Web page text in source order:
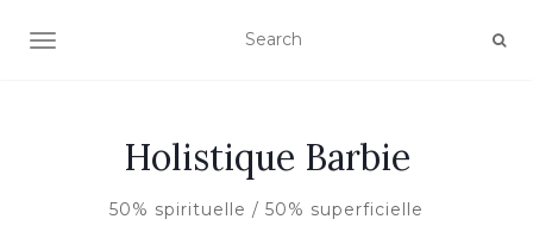
AFFICHER/MASQUER LA NAVIGATION
Holistique Barbie
50% spirituelle / 50% superficielle